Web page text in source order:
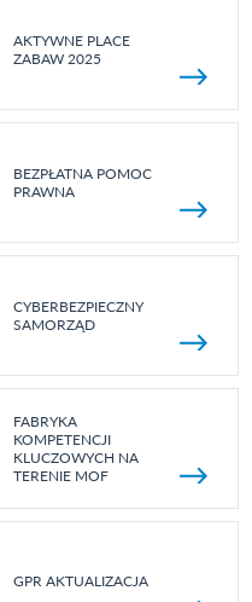
AKTYWNE PLACE
ZABAW 2025
BEZPŁATNA POMOC
PRAWNA
CYBERBEZPIECZNY
SAMORZĄD
FABRYKA
KOMPETENCJI
KLUCZOWYCH NA
TERENIE MOF
GPR AKTUALIZACJA